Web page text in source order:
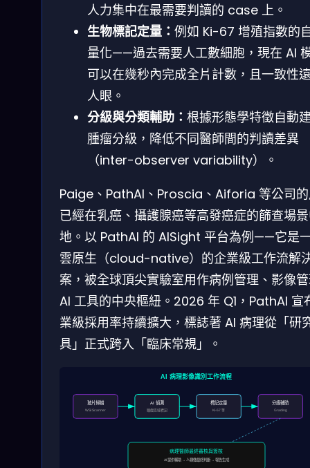
人力集中在最需要判讀的 case 上。
生物標記定量： 例如 Ki-67 增殖指數的
量化——過去需要人工數細胞，現在 AI
可以在幾秒內完成全片計數，且一致性
人眼。
分級與分類輔助： 根據形態學特徵自動
腫瘤分級，降低不同醫師間的判讀差異
（inter-observer variability）。
Paige、PathAI、Proscia、Aiforia 等公司
已經在乳癌、攝護腺癌等高發癌症的篩查場
地。以 PathAI 的 AISight 平台為例——它是
雲原生（cloud-native）的企業級工作流解
案，被全球頂尖實驗室用作病例管理、影像
AI 工具的中央樞紐。2026 年 Q1，PathAI 宣
業級採用率持續擴大，標誌著 AI 病理從「研
具」正式跨入「臨床常規」。
AI 病理影像識別工作流程
玻片掃描
WSI Scanner
AI 偵測
腫瘤區域標記
標記定量
Ki-67 等
分級輔助
Grading
病理醫師最終審核與簽核
AI 提供輔助 → 人類做最終判斷 → 報告生成